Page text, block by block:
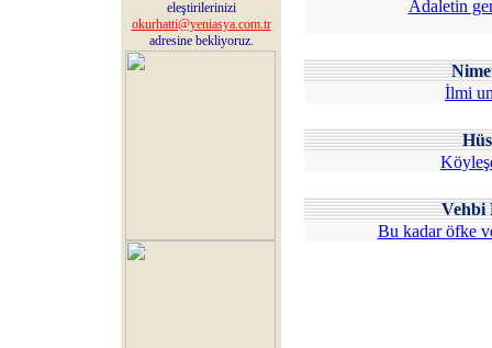
eleştirilerinizi
okurhatti@yeniasya.com.tr
adresine bekliyoruz.
Adaletin
İlmi
Vehbi
Bu kadar öfke